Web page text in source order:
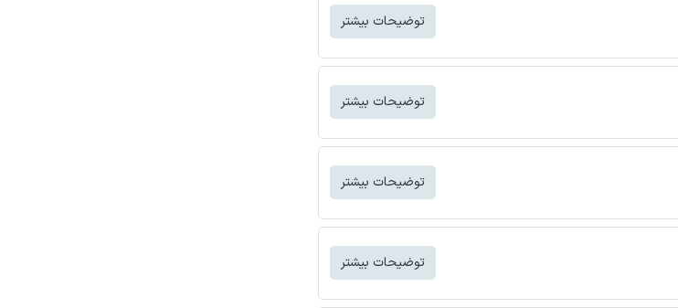
توضیحات بیشتر
توضیحات بیشتر
توضیحات بیشتر
توضیحات بیشتر